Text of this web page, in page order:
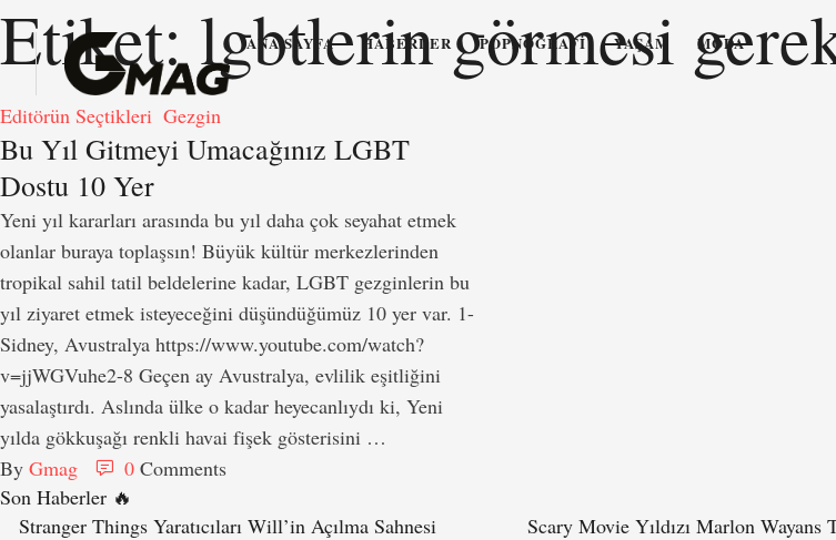
ANA SAYFA HABERLER POPNOGRAFI YAŞAM MODA
Etiket:lgbtlerin görmesi
Editörün Seçtikleri Gezgin
Bu Yıl Gitmeyi Umacağınız LGBT
Dostu 10 Yer
Yeni yıl kararları arasında bu yıl daha çok seyahat etmek
olanlar buraya toplaşsın! Büyük kültür merkezlerinden
tropikal sahil tatil beldelerine kadar, LGBT gezginlerin bu
yıl ziyaret etmek isteyeceğini düşündüğümüz 10 yer var. 1-
Sidney, Avustralya https://www.youtube.com/watch?
v=jjWGVuhe2-8 Geçen ay Avustralya, evlilik eşitliğini
yasalaştırdı. Aslında ülke o kadar heyecanlıydı ki, Yeni
yılda gökkuşağı renkli havai fişek gösterisini …
By Gmag 0 Comments
Son Haberler 🔥
Stranger Things Yaratıcıları Will’in Açılma Sahnesi
Scary Movie Yıldızı Marlon Wayans